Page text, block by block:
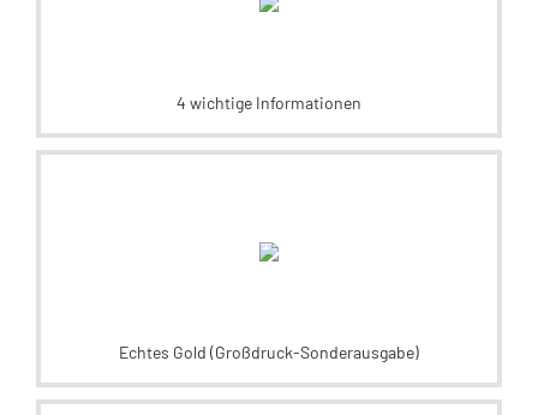
4 wichtige Informationen
Echtes Gold (Großdruck-Sonderausgabe)